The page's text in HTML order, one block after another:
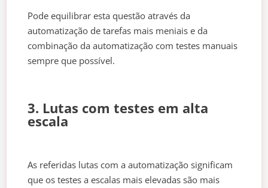
Pode equilibrar esta questão através da
automatização de tarefas mais meniais e da
combinação da automatização com testes manuais
sempre que possível.
3. Lutas com testes em alta
escala
As referidas lutas com a automatização significam
que os testes a escalas mais elevadas são mais